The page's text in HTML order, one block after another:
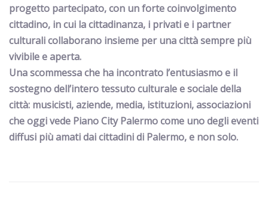
progetto partecipato, con un forte coinvolgimento
cittadino, in cui la cittadinanza, i privati e i partner
culturali collaborano insieme per una città sempre più
vivibile e aperta.
Una scommessa che ha incontrato l’entusiasmo e il
sostegno dell’intero tessuto culturale e sociale della
città: musicisti, aziende, media, istituzioni, associazioni
che oggi vede Piano City Palermo come uno degli eventi
diffusi più amati dai cittadini di Palermo, e non solo.